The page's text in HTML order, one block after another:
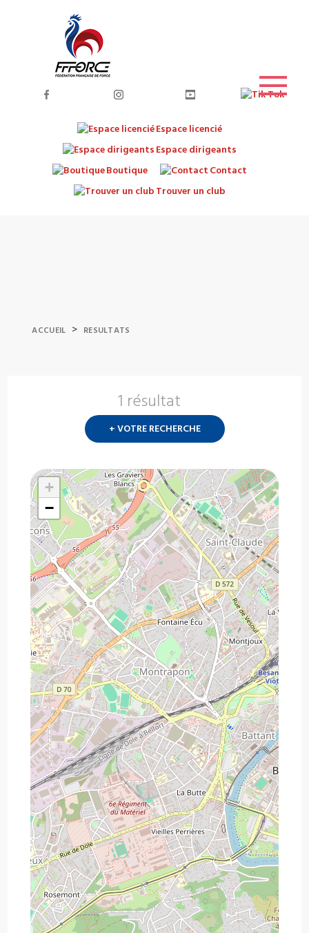
Espace licencié
Espace dirigeants
Boutique
Contact
Trouver un club
ACCUEIL > RESULTATS
1 résultat
+ VOTRE RECHERCHE
+
−